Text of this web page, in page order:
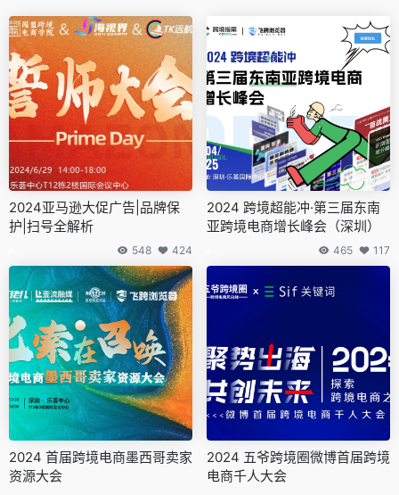
2024亚马逊大促广告|品牌保
护|扫号全解析
548 424
2024 跨境超能冲·第三届东南
亚跨境电商增长峰会（深圳）
465 117
2024 首届跨境电商墨西哥卖家
资源大会
2024 五爷跨境圈微博首届跨境
电商千人大会